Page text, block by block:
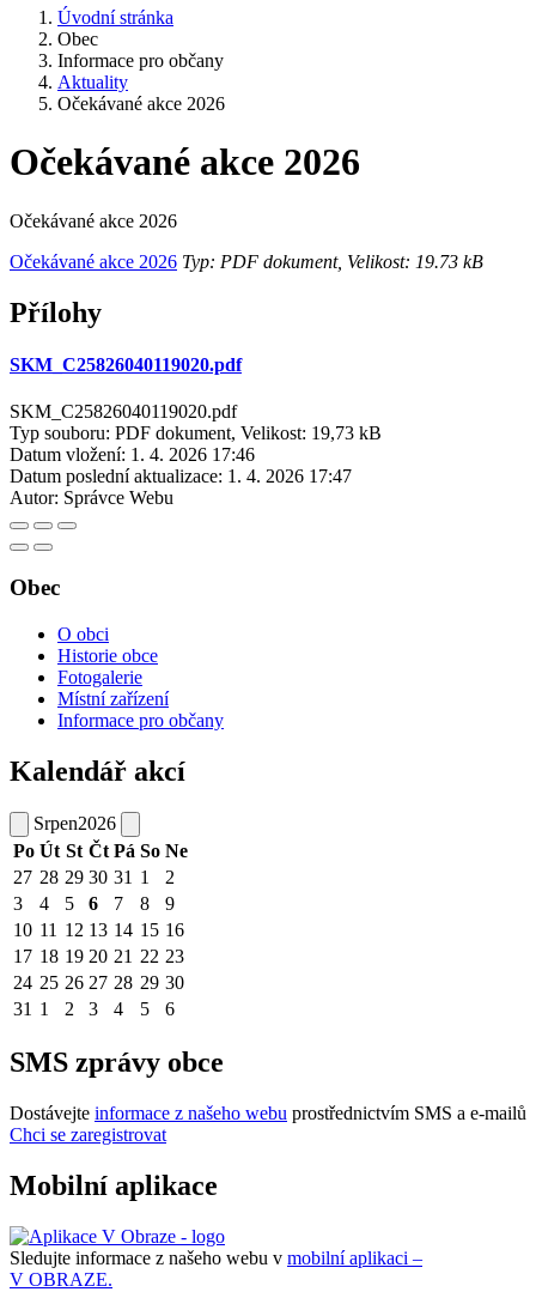
Úvodní stránka
Obec
Informace pro občany
Aktuality
Očekávané akce 2026
Očekávané akce 2026
Očekávané akce 2026
Očekávané akce 2026 Typ: PDF dokument, Velikost: 19.73 kB
Přílohy
SKM_C25826040119020.pdf
SKM_C25826040119020.pdf
Typ souboru: PDF dokument, Velikost: 19,73 kB
Datum vložení: 1. 4. 2026 17:46
Datum poslední aktualizace: 1. 4. 2026 17:47
Autor: Správce Webu
Obec
O obci
Historie obce
Fotogalerie
Místní zařízení
Informace pro občany
Kalendář akcí
Srpen2026
Po Út St Čt Pá So Ne
27 28 29 30 31 1
2
3
4 5 6 7 8
9
10 11 12 13 14 15 16
17 18 19 20 21 22 23
24 25 26 27 28 29 30
31 1 2 3 4 5 6
SMS zprávy obce
Dostávejte informace z našeho webu prostřednictvím SMS a e-mailů
Chci se zaregistrovat
Mobilní aplikace
Sledujte informace z našeho webu v mobilní aplikaci –
V OBRAZE.